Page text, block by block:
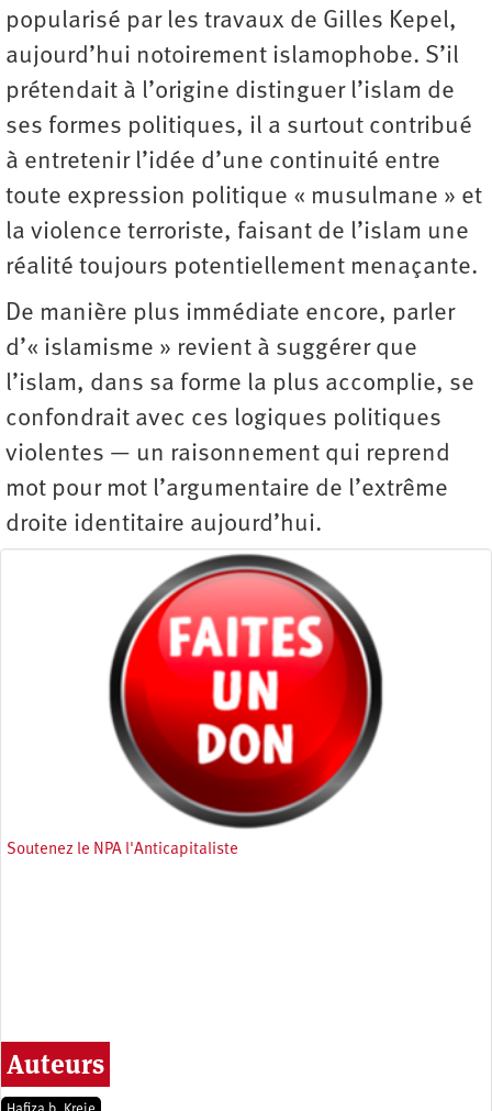
popularisé par les travaux de Gilles Kepel,
aujourd’hui notoirement islamophobe. S’il
prétendait à l’origine distinguer l’islam de
ses formes politiques, il a surtout contribué
à entretenir l’idée d’une continuité entre
toute expression politique « musulmane » et
la violence terroriste, faisant de l’islam une
réalité toujours potentiellement menaçante.
De manière plus immédiate encore, parler
d’« islamisme » revient à suggérer que
l’islam, dans sa forme la plus accomplie, se
confondrait avec ces logiques politiques
violentes — un raisonnement qui reprend
mot pour mot l’argumentaire de l’extrême
droite identitaire aujourd’hui.
Soutenez le NPA l'Anticapitaliste
Auteurs